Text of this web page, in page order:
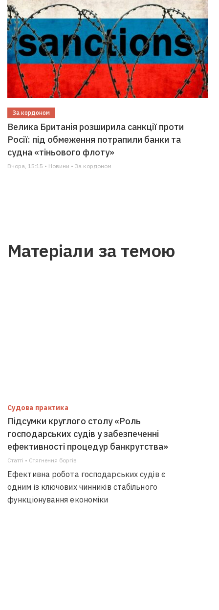
За кордоном
Велика Британія розширила санкції проти
Росії: під обмеження потрапили банки та
судна «тіньового флоту»
Вчора, 15:15 • Новини • За кордоном
Матеріали за темою
Судова практика
Підсумки круглого столу «Роль
господарських судів у забезпеченні
ефективності процедур банкрутства»
Статті • Стягнення боргiв
Ефективна робота господарських судів є
одним із ключових чинників стабільного
функціонування економіки